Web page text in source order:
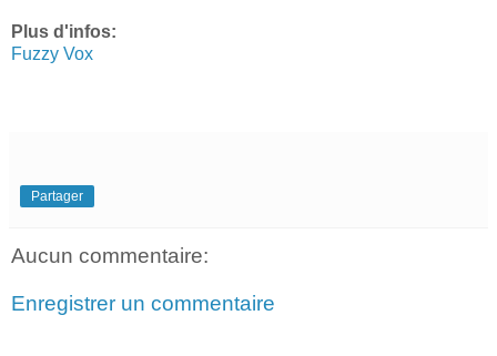
Plus d'infos:
Fuzzy Vox
Partager
Aucun commentaire:
Enregistrer un commentaire